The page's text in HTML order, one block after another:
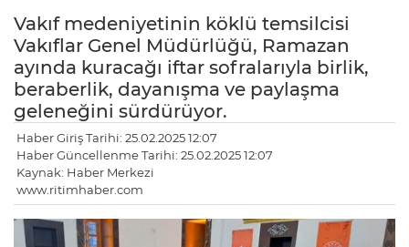
Vakıf medeniyetinin köklü temsilcisi
Vakıflar Genel Müdürlüğü, Ramazan
ayında kuracağı iftar sofralarıyla birlik,
beraberlik, dayanışma ve paylaşma
geleneğini sürdürüyor.
Haber Giriş Tarihi: 25.02.2025 12:07
Haber Güncellenme Tarihi: 25.02.2025 12:07
Kaynak: Haber Merkezi
www.ritimhaber.com